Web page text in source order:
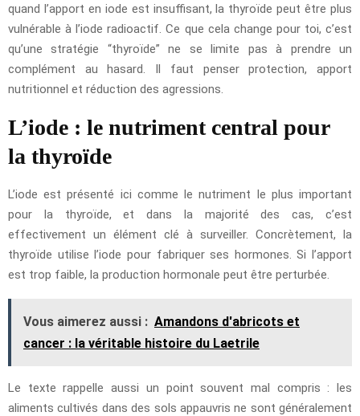
quand l’apport en iode est insuffisant, la thyroïde peut être plus
vulnérable à l’iode radioactif. Ce que cela change pour toi, c’est
qu’une stratégie “thyroïde” ne se limite pas à prendre un
complément au hasard. Il faut penser protection, apport
nutritionnel et réduction des agressions.
L’iode : le nutriment central pour
la thyroïde
L’iode est présenté ici comme le nutriment le plus important
pour la thyroïde, et dans la majorité des cas, c’est
effectivement un élément clé à surveiller. Concrètement, la
thyroïde utilise l’iode pour fabriquer ses hormones. Si l’apport
est trop faible, la production hormonale peut être perturbée.
Vous aimerez aussi : Amandons d'abricots et
cancer : la véritable histoire du Laetrile
Le texte rappelle aussi un point souvent mal compris : les
aliments cultivés dans des sols appauvris ne sont généralement